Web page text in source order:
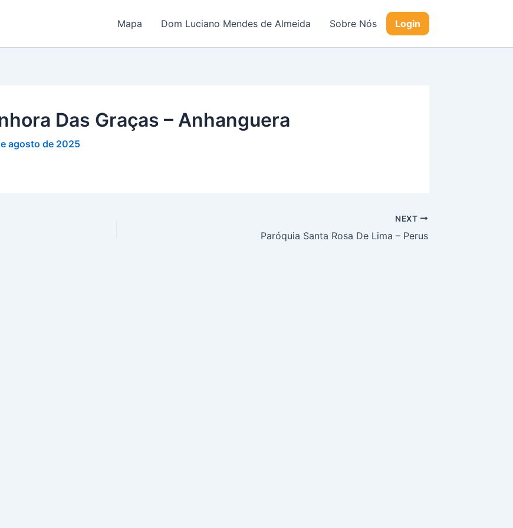
Mapa Dom Luciano Mendes de Almeida Sobre Nós Login
Das Graças – Anhanguera
agosto de 2025
NEXT
Paróquia Santa Rosa De Lima – Perus